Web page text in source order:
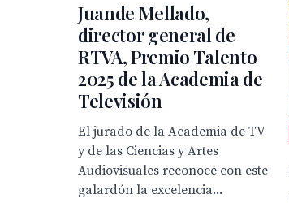
Juande Mellado,
director general de
RTVA, Premio Talento
2025 de la Academia de
Televisión
El jurado de la Academia de TV
y de las Ciencias y Artes
Audiovisuales reconoce con este
galardón la excelencia...